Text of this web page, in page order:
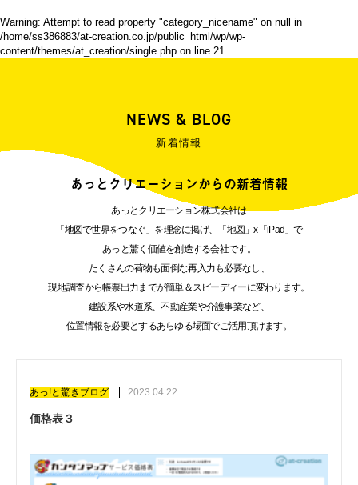
Warning: Attempt to read property "category_nicename" on null in
/home/ss386883/at-creation.co.jp/public_html/wp/wp-
content/themes/at_creation/single.php on line 21
NEWS & BLOG
新着情報
あっとクリエーションからの新着情報
あっとクリエーション株式会社は
「地図で世界をつなぐ」を理念に掲げ、「地図」x「iPad」で
あっと驚く価値を創造する会社です。
たくさんの荷物も面倒な再入力も必要なし、
現地調査から帳票出力までが簡単＆スピーディーに変わります。
建設系や水道系、不動産業や介護事業など、
位置情報を必要とするあらゆる場面でご活用頂けます。
あっ!と驚きブログ 2023.04.22
価格表３